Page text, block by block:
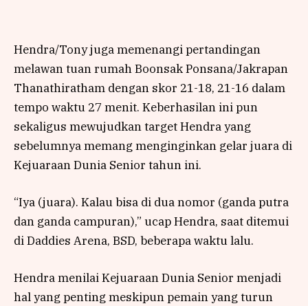
Hendra/Tony juga memenangi pertandingan
melawan tuan rumah Boonsak Ponsana/Jakrapan
Thanathiratham dengan skor 21-18, 21-16 dalam
tempo waktu 27 menit. Keberhasilan ini pun
sekaligus mewujudkan target Hendra yang
sebelumnya memang menginginkan gelar juara di
Kejuaraan Dunia Senior tahun ini.
“Iya (juara). Kalau bisa di dua nomor (ganda putra
dan ganda campuran),” ucap Hendra, saat ditemui
di Daddies Arena, BSD, beberapa waktu lalu.
Hendra menilai Kejuaraan Dunia Senior menjadi
hal yang penting meskipun pemain yang turun